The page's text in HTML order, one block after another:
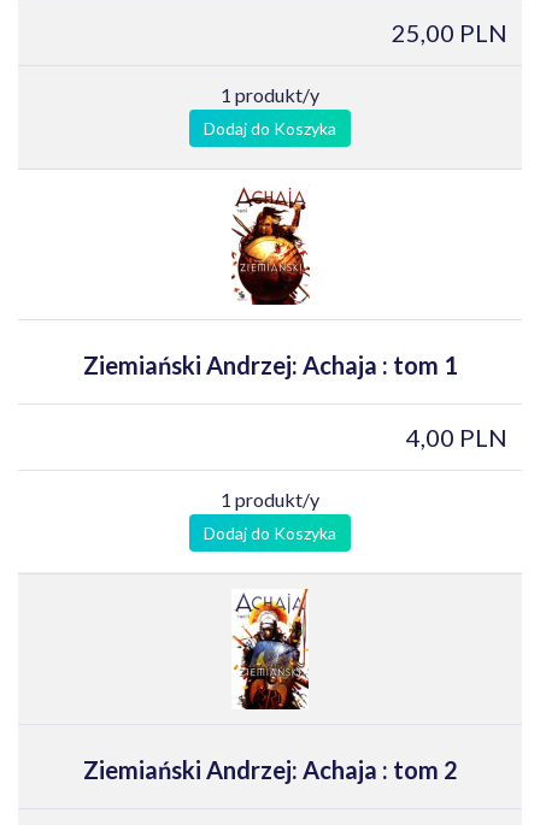
25,00 PLN
1 produkt/y
Dodaj do Koszyka
Ziemiański Andrzej: Achaja : tom 1
4,00 PLN
1 produkt/y
Dodaj do Koszyka
Ziemiański Andrzej: Achaja : tom 2